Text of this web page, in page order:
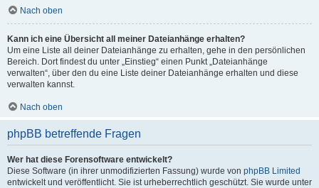
Nach oben
Kann ich eine Übersicht all meiner Dateianhänge erhalten?
Um eine Liste all deiner Dateianhänge zu erhalten, gehe in den persönlichen
Bereich. Dort findest du unter „Einstieg“ einen Punkt „Dateianhänge
verwalten“, über den du eine Liste deiner Dateianhänge erhalten und diese
verwalten kannst.
Nach oben
phpBB betreffende Fragen
Wer hat diese Forensoftware entwickelt?
Diese Software (in ihrer unmodifizierten Fassung) wurde von phpBB Limited
entwickelt und veröffentlicht. Sie ist urheberrechtlich geschützt. Sie wurde unter